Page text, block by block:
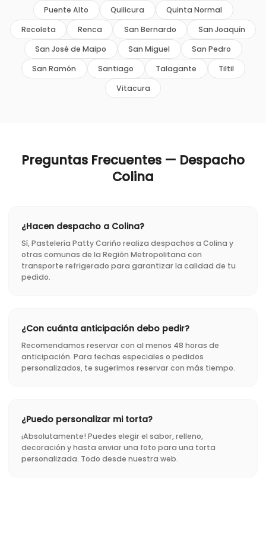
Puente Alto Quilicura
Quinta Normal
Recoleta
Renca San Bernardo
San Joaquín
San José de Maipo
San Miguel
San Pedro
San Ramón
Santiago Talagante
Tiltil
Vitacura
Preguntas Frecuentes — Despacho
Colina
¿Hacen despacho a Colina?
Sí, Pastelería Patty Cariño realiza despachos a Colina y
otras comunas de la Región Metropolitana con
transporte refrigerado para garantizar la calidad de tu
pedido.
¿Con cuánta anticipación debo pedir?
Recomendamos reservar con al menos 48 horas de
anticipación. Para fechas especiales o pedidos
personalizados, te sugerimos reservar con más tiempo.
¿Puedo personalizar mi torta?
¡Absolutamente! Puedes elegir el sabor, relleno,
decoración y hasta enviar una foto para una torta
personalizada. Todo desde nuestra web.